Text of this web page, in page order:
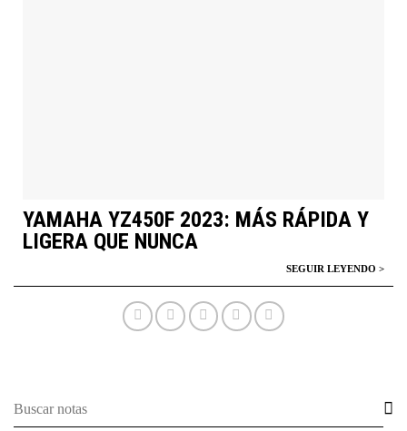
YAMAHA YZ450F 2023: MÁS RÁPIDA Y
LIGERA QUE NUNCA